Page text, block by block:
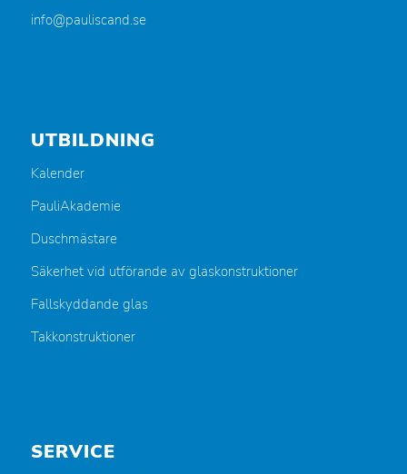
info@pauliscand.se
UTBILDNING
Kalender
PauliAkademie
Duschmästare
Säkerhet vid utförande av glaskonstruktioner
Fallskyddande glas
Takkonstruktioner
SERVICE